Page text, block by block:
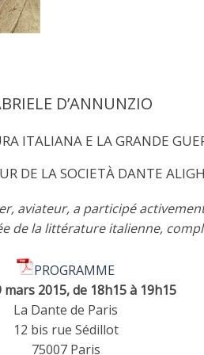
D’ANNUNZIO
ITALIANA E LA GRANDE
DE LA SOCIETÀ DANTE
aviateur, a participé
de la littérature italienne,
PROGRAMME
mars 2015, de 18h15 à 19h15
La Dante de Paris
12 bis rue Sédillot
75007 Paris